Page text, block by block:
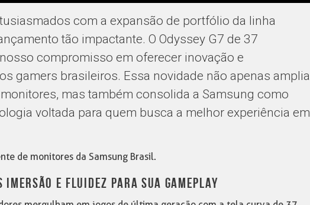
com a expansão de portfólio da linha
tão impactante. O Odyssey G7 de 37
compromisso em oferecer inovação e
gamers brasileiros. Essa novidade não apenas amplia
mas também consolida a Samsung como
voltada para quem busca a melhor experiência em
de monitores da Samsung Brasil.
IMERSÃO E FLUIDEZ PARA SUA GAMEPLAY